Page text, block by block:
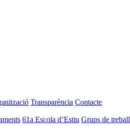
Transparència Contacte
61a Escola d’Estiu Grups de treball